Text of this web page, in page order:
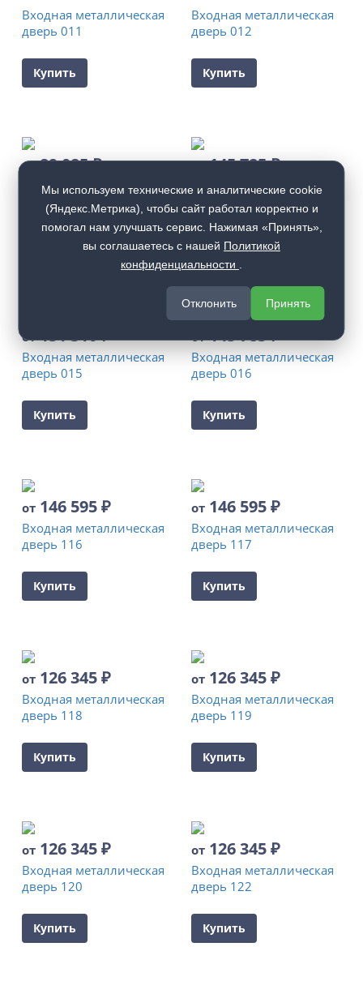
Входная металлическая
дверь 011
Купить
Входная металлическая
дверь 012
Купить
от 89 085₽
Входная металлическая
дверь 013
от 145 785₽
Входная металлическая
дверь 014
Купить
от 151 310₽
Входная металлическая
дверь 015
Купить
от 145 785₽
Входная металлическая
дверь 016
Купить
от 146 595₽
Входная металлическая
дверь 116
Купить
от 146 595₽
Входная металлическая
дверь 117
Купить
от 126 345₽
Входная металлическая
дверь 118
Купить
от 126 345₽
Входная металлическая
дверь 119
Купить
от 126 345₽
Входная металлическая
дверь 120
Купить
от 126 345₽
Входная металлическая
дверь 122
Купить
Мы используем технические и аналитические cookie
(Яндекс.Метрика), чтобы сайт работал корректно и
помогал нам улучшать сервис. Нажимая «Принять»,
вы соглашаетесь с нашей Политикой
конфиденциальности
Отклонить Принять